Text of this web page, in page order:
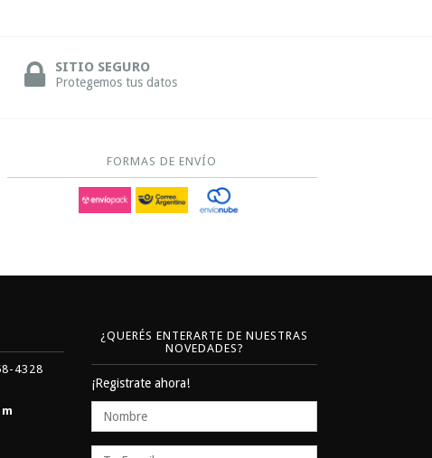
SITIO SEGURO
Protegemos tus datos
FORMAS DE ENVÍO
4328
¿QUERÉS ENTERARTE DE NUESTRAS
NOVEDADES?
¡Registrate ahora!